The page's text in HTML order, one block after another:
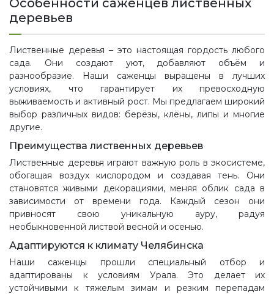
Особенности саженцев лиственных
деревьев
Лиственные деревья – это настоящая гордость любого
сада. Они создают уют, добавляют объём и
разнообразие. Наши саженцы выращены в лучших
условиях, что гарантирует их превосходную
выживаемость и активный рост. Мы предлагаем широкий
выбор различных видов: берёзы, клёны, липы и многие
другие.
Преимущества лиственных деревьев
Лиственные деревья играют важную роль в экосистеме,
обогащая воздух кислородом и создавая тень. Они
становятся живыми декорациями, меняя облик сада в
зависимости от времени года. Каждый сезон они
привносят свою уникальную ауру, радуя
необыкновенной листвой весной и осенью.
Адаптируются к климату Челябинска
Наши саженцы прошли специальный отбор и
адаптированы к условиям Урала. Это делает их
устойчивыми к тяжелым зимам и резким перепадам